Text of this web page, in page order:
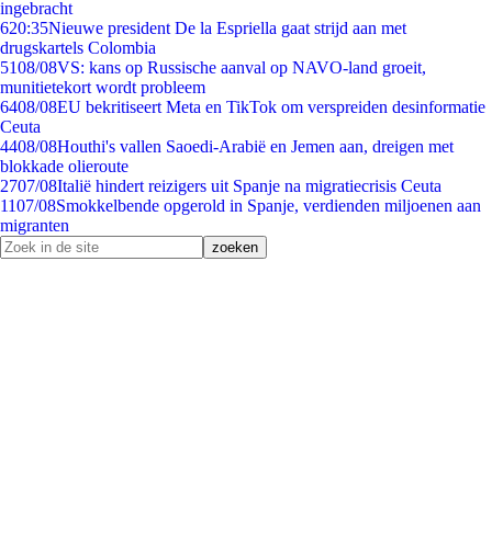
ingebracht
620:35Nieuwe president De la Espriella gaat strijd aan met
drugskartels Colombia
5108/08VS: kans op Russische aanval op NAVO-land groeit,
munitietekort wordt probleem
6408/08EU bekritiseert Meta en TikTok om verspreiden desinformatie
Ceuta
4408/08Houthi's vallen Saoedi-Arabië en Jemen aan, dreigen met
blokkade olieroute
2707/08Italië hindert reizigers uit Spanje na migratiecrisis Ceuta
1107/08Smokkelbende opgerold in Spanje, verdienden miljoenen aan
migranten